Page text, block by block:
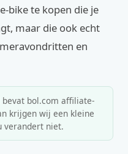
bike te kopen die je
maar die ook echt
en
bol.com affiliate-
krijgen wij een kleine
verandert niet.